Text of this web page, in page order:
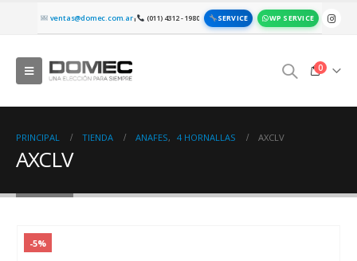
ventas@domec.com.ar| (011) 4312 - 1980 SERVICE WP SERVICE
0
PRINCIPAL TIENDA ANAFES, 4 HORNALLAS AXCLV
AXCLV
-5%